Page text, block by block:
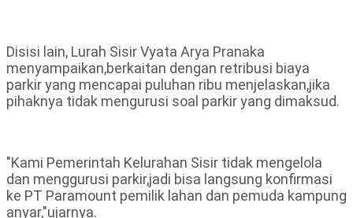
Disisi lain, Lurah Sisir Vyata Arya Pranaka
menyampaikan,berkaitan dengan retribusi biaya
parkir yang mencapai puluhan ribu menjelaskan,jika
pihaknya tidak mengurusi soal parkir yang dimaksud.
"Kami Pemerintah Kelurahan Sisir tidak mengelola
dan menggurusi parkir,jadi bisa langsung konfirmasi
ke PT Paramount pemilik lahan dan pemuda kampung
anyar,"ujarnya.